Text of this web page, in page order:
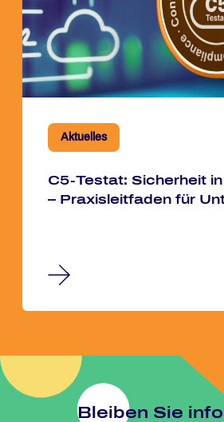
Aktuelles
C5-Tes­tat: Si­cher­heit in
– Pra­xis­leit­fa­den für
Blei­ben Sie